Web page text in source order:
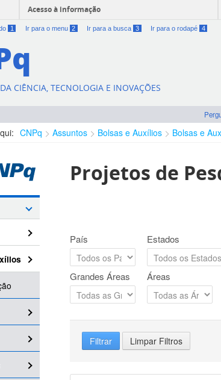
Acesso à informação
1 Ir para o menu 2 Ir para a busca 3 Ir para o rodapé 4
CIÊNCIA, TECNOLOGIA E INOVAÇÕES
CNPq Assuntos Bolsas e Auxílios Bolsas e
Projetos de
País Estados
Grandes Áreas Áreas
Filtrar Limpar Filtros